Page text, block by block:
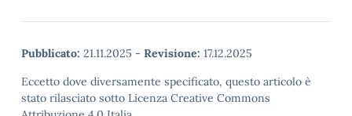
Pubblicato: 21.11.2025 - Revisione: 17.12.2025
Eccetto dove diversamente specificato, questo articolo è
stato rilasciato sotto Licenza Creative Commons